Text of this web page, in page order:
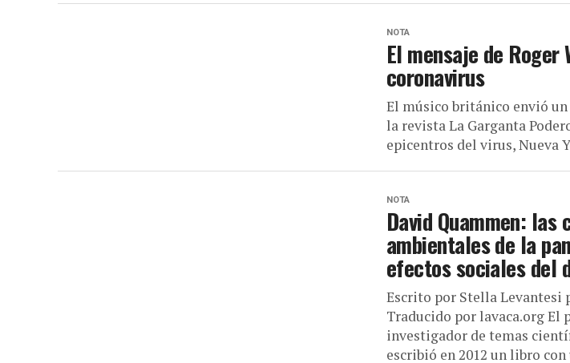
NOTA
El mensaje de Roger
coronavirus
El músico británico envió
la revista La Garganta
epicentros del virus, Nueva
NOTA
David Quammen: las
ambientales de la
efectos sociales del
Escrito por Stella Levantesi
Traducido por lavaca.org El
investigador de temas
escribió en 2012 un libro